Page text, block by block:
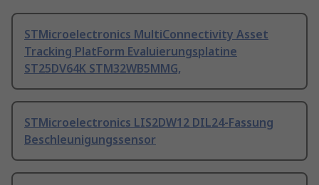
STMicroelectronics MultiConnectivity Asset
Tracking PlatForm Evaluierungsplatine
ST25DV64K STM32WB5MMG,
STMicroelectronics LIS2DW12 DIL24-Fassung
Beschleunigungssensor